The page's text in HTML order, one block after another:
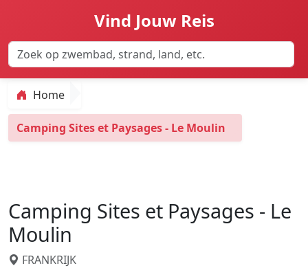
Vind Jouw Reis
Home
Camping Sites et Paysages - Le Moulin
Camping Sites et Paysages - Le
Moulin
FRANKRIJK